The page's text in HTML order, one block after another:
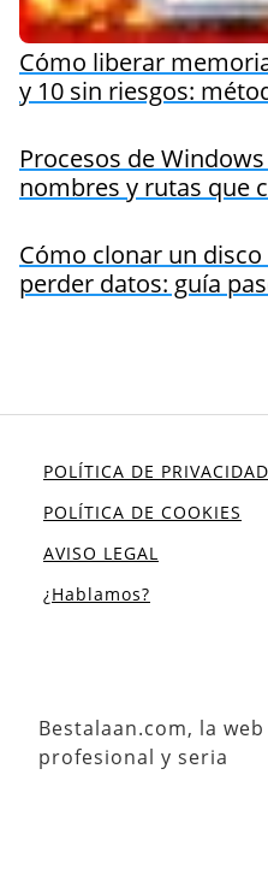
Cómo liberar
y 10 sin riesgos:
Procesos de
nombres y rutas que
Cómo clonar un disco
perder datos: guía
POLÍTICA DE PRIVACIDAD
POLÍTICA DE COOKIES
AVISO LEGAL
¿Hablamos?
Bestalaan.com, la
profesional y seria